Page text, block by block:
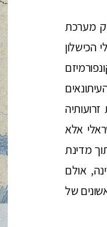
לא רק מערכת
הכישלון
רבים מן העיתונאים
אלא
מדינת
אולם
של